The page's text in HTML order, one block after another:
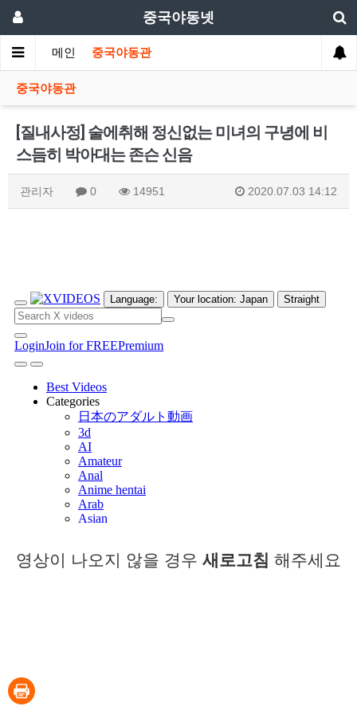
중국야동넷
메인 중국야동관
중국야동관
[질내사정] 술에취해 정신없는 미녀의 구녕에 비
스듬히 박아대는 존슨 신음
관리자 0 14951 2020.07.03 14:12
영상이 나오지 않을 경우 새로고침 해주세요